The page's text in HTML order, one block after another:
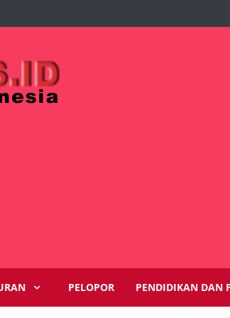
PELOPOR PENDIDIKAN DAN